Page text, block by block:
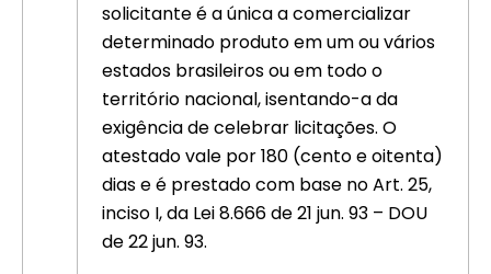
solicitante é a única a comercializar
determinado produto em um ou vários
estados brasileiros ou em todo o
território nacional, isentando-a da
exigência de celebrar licitações. O
atestado vale por 180 (cento e oitenta)
dias e é prestado com base no Art. 25,
inciso I, da Lei 8.666 de 21 jun. 93 – DOU
de 22 jun. 93.